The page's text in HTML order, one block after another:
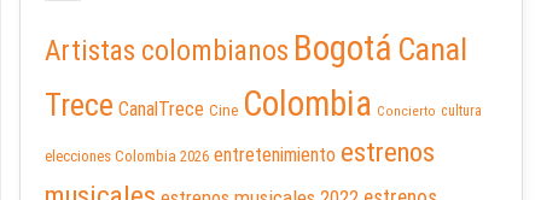
Artistas colombianos Bogotá Canal
Trece CanalTrece Cine Colombia Concierto cultura
elecciones Colombia 2026 entretenimiento estrenos